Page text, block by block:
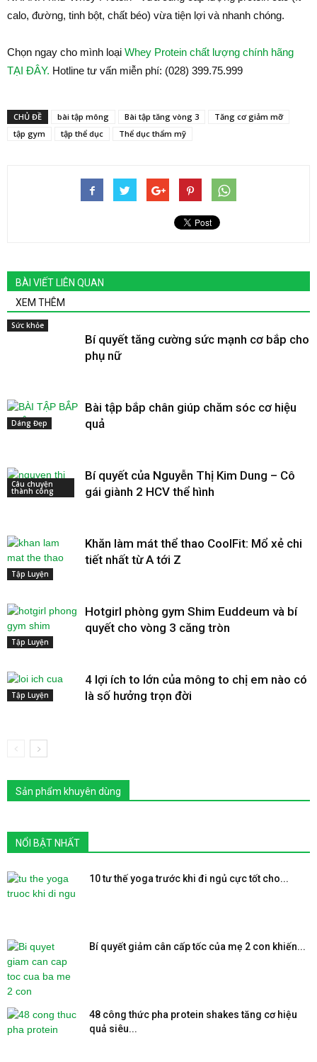
calo, đường, tinh bột, chất béo) vừa tiện lợi và nhanh chóng.
Chọn ngay cho mình loại Whey Protein chất lượng chính hãng
TẠI ĐÂY. Hotline tư vấn miễn phí: (028) 399.75.999
CHỦ ĐỀ bài tập mông Bài tập tăng vòng 3
Tăng cơ giảm mỡ
tập gym
tập thể dục Thể dục thẩm mỹ
BÀI VIẾT LIÊN QUAN
XEM THÊM
Sức khỏe
Bí quyết tăng cường sức mạnh cơ bắp cho
phụ nữ
Dáng Đẹp
Bài tập bắp chân giúp chăm sóc cơ hiệu
quả
Câu chuyện
thành công
Bí quyết của Nguyễn Thị Kim Dung – Cô
gái giành 2 HCV thể hình
Tập Luyện
Khăn làm mát thể thao CoolFit: Mổ xẻ chi
tiết nhất từ A tới Z
Tập Luyện
Hotgirl phòng gym Shim Euddeum và bí
quyết cho vòng 3 căng tròn
Tập Luyện
4 lợi ích to lớn của mông to chị em nào có
là số hưởng trọn đời
Sản phẩm khuyên dùng
NỔI BẬT NHẤT
10 tư thế yoga trước khi đi ngủ cực tốt cho...
Bí quyết giảm cân cấp tốc của mẹ 2 con khiến...
48 công thức pha protein shakes tăng cơ hiệu
quả siêu...